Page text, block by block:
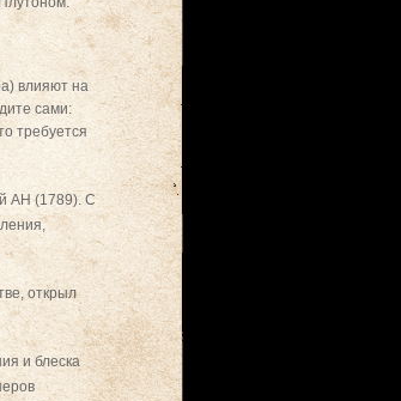
влияют на
сами:
требуется
АН (1789). С
открыл
и блеска